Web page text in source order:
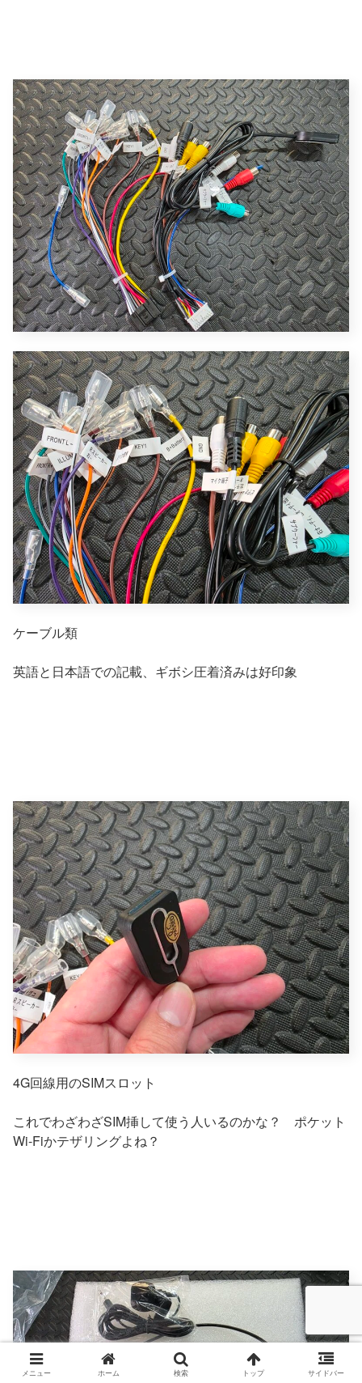
ケーブル類
英語と日本語での記載、ギボシ圧着済みは好印象
4G回線用のSIMスロット
これでわざわざSIM挿して使う人いるのかな？ ポケット
Wi-Fiかテザリングよね？
メニュー ホーム 検索 トップ サイドバー